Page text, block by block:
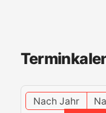
Nach Jahr